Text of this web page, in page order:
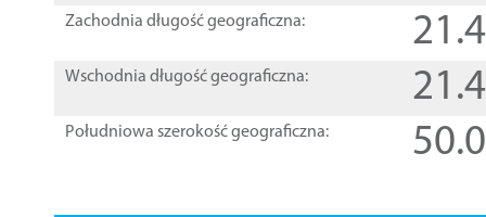
Zachodnia długość geograficzna:
Wschodnia długość geograficzna:
Południowa szerokość geograficzna: